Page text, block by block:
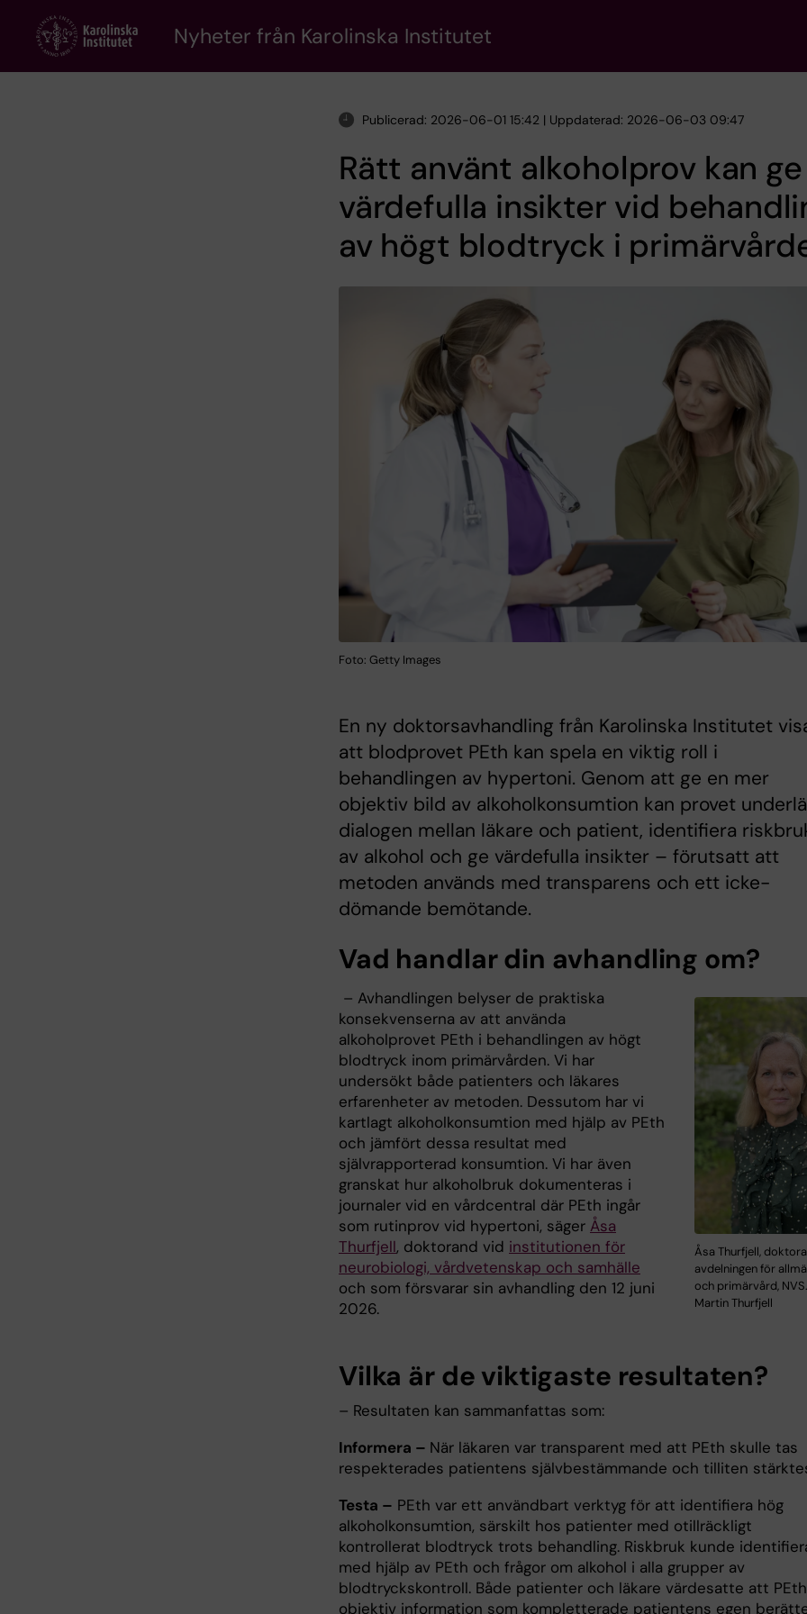
content
Nyheter från Karolinska Institutet
Publicerad: 2026-06-01 15:42 | Uppdaterad: 2026-06-03 09:47
Rätt använt alkoholprov kan ge
värdefulla insikter vid
av högt blodtryck i
Foto: Getty Images
En ny doktorsavhandling från Karolinska Institutet
att blodprovet PEth kan spela en viktig roll i
behandlingen av hypertoni. Genom att ge en mer
objektiv bild av alkoholkonsumtion kan provet
dialogen mellan läkare och patient, identifiera
av alkohol och ge värdefulla insikter – förutsatt att
metoden används med transparens och ett icke-
dömande bemötande.
Vad handlar din avhandling om?
Åsa Thurfjell,
avdelningen för
och primärvård,
Martin Thurfjell
– Avhandlingen belyser de praktiska
konsekvenserna av att använda
alkoholprovet PEth i behandlingen av högt
blodtryck inom primärvården. Vi har
undersökt både patienters och läkares
erfarenheter av metoden. Dessutom har vi
kartlagt alkoholkonsumtion med hjälp av PEth
och jämfört dessa resultat med
självrapporterad konsumtion. Vi har även
granskat hur alkoholbruk dokumenteras i
journaler vid en vårdcentral där PEth ingår
som rutinprov vid hypertoni, säger Åsa
Thurfjell, doktorand vid institutionen för
neurobiologi, vårdvetenskap och samhälle
och som försvarar sin avhandling den 12 juni
2026.
Vilka är de viktigaste resultaten?
– Resultaten kan sammanfattas som:
Informera – När läkaren var transparent med att PEth skulle tas
respekterades patientens självbestämmande och tilliten
Testa – PEth var ett användbart verktyg för att identifiera hög
alkoholkonsumtion, särskilt hos patienter med otillräckligt
kontrollerat blodtryck trots behandling. Riskbruk kunde
med hjälp av PEth och frågor om alkohol i alla grupper av
blodtryckskontroll. Både patienter och läkare värdesatte att
objektiv information som kompletterade patientens egen